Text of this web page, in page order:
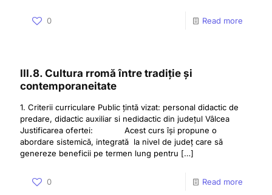
0 Read more
III.8. Cultura rromă între tradiție și
contemporaneitate
1. Criterii curriculare Public țintă vizat: personal didactic de
predare, didactic auxiliar si nedidactic din județul Vâlcea
Justificarea ofertei: Acest curs își propune o
abordare sistemică, integrată la nivel de județ care să
genereze beneficii pe termen lung pentru […]
0 Read more